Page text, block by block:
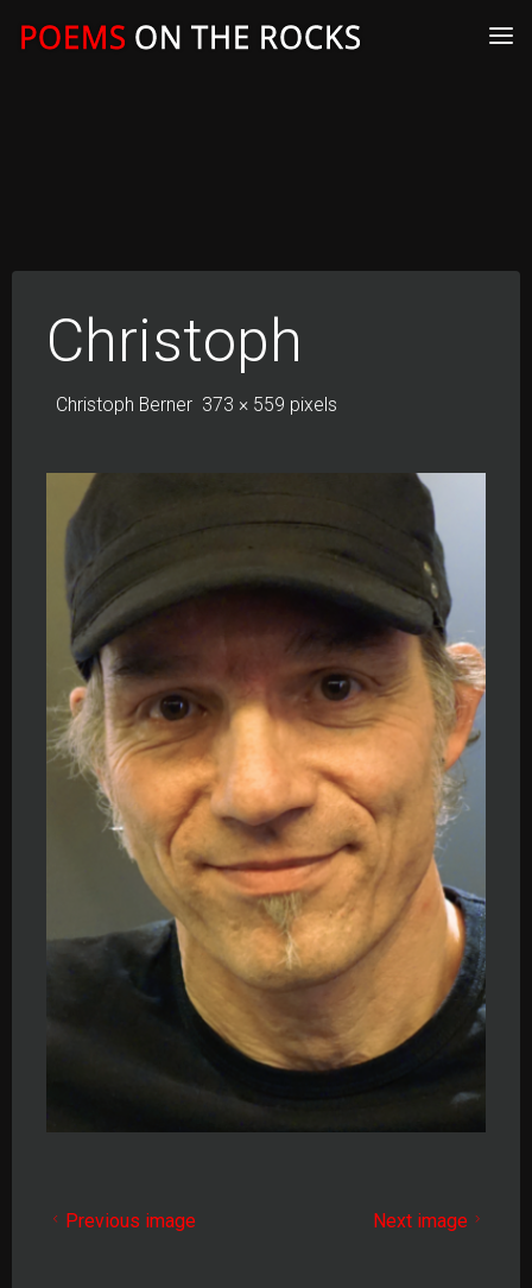
Christoph
Christoph Berner Full
373 × 559 pixels
Previous image Next image